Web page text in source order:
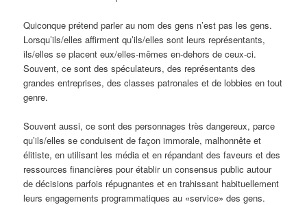
Quiconque prétend parler au nom des gens n’est pas les gens.
Lorsqu’ils/elles affirment qu’ils/elles sont leurs représentants,
ils/elles se placent eux/elles-mêmes en-dehors de ceux-ci.
Souvent, ce sont des spéculateurs, des représentants des
grandes entreprises, des classes patronales et de lobbies en tout
genre.
Souvent aussi, ce sont des personnages très dangereux, parce
qu’ils/elles se conduisent de façon immorale, malhonnête et
élitiste, en utilisant les média et en répandant des faveurs et des
ressources financières pour établir un consensus public autour
de décisions parfois répugnantes et en trahissant habituellement
leurs engagements programmatiques au «service» des gens.